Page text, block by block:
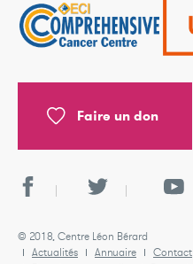
Faire un don
© 2018, Centre Léon Bérard
Actualités
Annuaire Contact